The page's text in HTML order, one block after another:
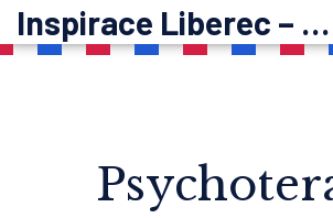
Inspirace Liberec – psychoterapie